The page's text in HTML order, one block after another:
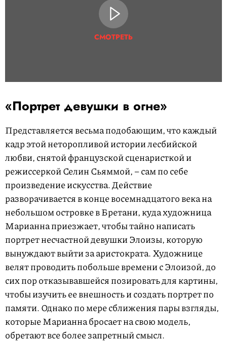
СМОТРЕТЬ
«Портрет девушки в огне»
Представляется весьма подобающим, что каждый
кадр этой неторопливой истории лесбийской
любви, снятой французской сценаристкой и
режиссеркой Селин Сьяммой, – сам по себе
произведение искусства. Действие
разворачивается в конце восемнадцатого века на
небольшом островке в Бретани, куда художница
Марианна приезжает, чтобы тайно написать
портрет несчастной девушки Элоизы, которую
вынуждают выйти за аристократа. Художнице
велят проводить побольше времени с Элоизой, до
сих пор отказывавшейся позировать для картины,
чтобы изучить ее внешность и создать портрет по
памяти. Однако по мере сближения пары взгляды,
которые Марианна бросает на свою модель,
обретают все более запретный смысл.